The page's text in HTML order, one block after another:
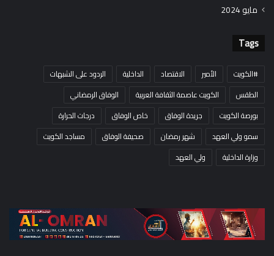
مايو 2024
Tags
#الكويت الأمير الاقتصاد الداخلية
الردود على الشبهات
الطقس
الكويت عاصمة الثقافة العربية
الوفاق الرمضاني
بورصة الكويت
جريدة الوفاق خاص الوفاق
درجات الحرارة
سمو ولي العهد
شهر رمضان صحيفة الوفاق
مساجد الكويت
وزارة الداخلية
ولي العهد